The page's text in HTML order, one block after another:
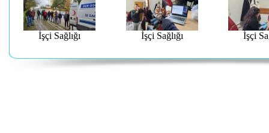
İşçi Sağlığı İşçi Sağlığı İşçi